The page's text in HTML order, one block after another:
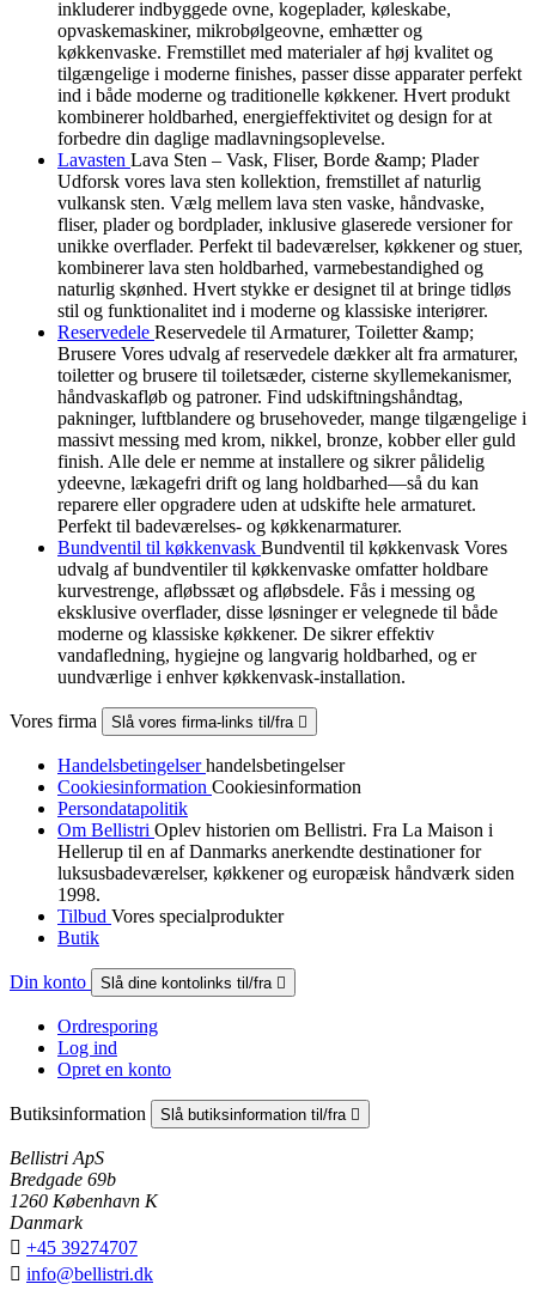
inkluderer indbyggede ovne, kogeplader, køleskabe,
opvaskemaskiner, mikrobølgeovne, emhætter og
køkkenvaske. Fremstillet med materialer af høj kvalitet og
tilgængelige i moderne finishes, passer disse apparater perfekt
ind i både moderne og traditionelle køkkener. Hvert produkt
kombinerer holdbarhed, energieffektivitet og design for at
forbedre din daglige madlavningsoplevelse.
Lavasten Lava Sten – Vask, Fliser, Borde &amp; Plader
Udforsk vores lava sten kollektion, fremstillet af naturlig
vulkansk sten. Vælg mellem lava sten vaske, håndvaske,
fliser, plader og bordplader, inklusive glaserede versioner for
unikke overflader. Perfekt til badeværelser, køkkener og stuer,
kombinerer lava sten holdbarhed, varmebestandighed og
naturlig skønhed. Hvert stykke er designet til at bringe tidløs
stil og funktionalitet ind i moderne og klassiske interiører.
Reservedele Reservedele til Armaturer, Toiletter &amp;
Brusere Vores udvalg af reservedele dækker alt fra armaturer,
toiletter og brusere til toiletsæder, cisterne skyllemekanismer,
håndvaskafløb og patroner. Find udskiftningshåndtag,
pakninger, luftblandere og brusehoveder, mange tilgængelige i
massivt messing med krom, nikkel, bronze, kobber eller guld
finish. Alle dele er nemme at installere og sikrer pålidelig
ydeevne, lækagefri drift og lang holdbarhed—så du kan
reparere eller opgradere uden at udskifte hele armaturet.
Perfekt til badeværelses- og køkkenarmaturer.
Bundventil til køkkenvask Bundventil til køkkenvask Vores
udvalg af bundventiler til køkkenvaske omfatter holdbare
kurvestrenge, afløbssæt og afløbsdele. Fås i messing og
eksklusive overflader, disse løsninger er velegnede til både
moderne og klassiske køkkener. De sikrer effektiv
vandafledning, hygiejne og langvarig holdbarhed, og er
uundværlige i enhver køkkenvask-installation.
Vores firma Slå vores firma-links til/fra 
Handelsbetingelserhandelsbetingelser
Cookiesinformation Cookiesinformation
Persondatapolitik
Om Bellistri Oplev historien om Bellistri. Fra La Maison i
Hellerup til en af Danmarks anerkendte destinationer for
luksus­badeværelser, køkkener og europæisk håndværk siden
1998.
Tilbud Vores specialprodukter
Butik
Din konto Slå dine kontolinks til/fra 
Ordresporing
Log ind
Opret en konto
Butiksinformation Slå butiksinformation til/fra 
Bellistri ApS
Bredgade 69b
1260 København K
Danmark
 +45 39274707
 info@bellistri.dk